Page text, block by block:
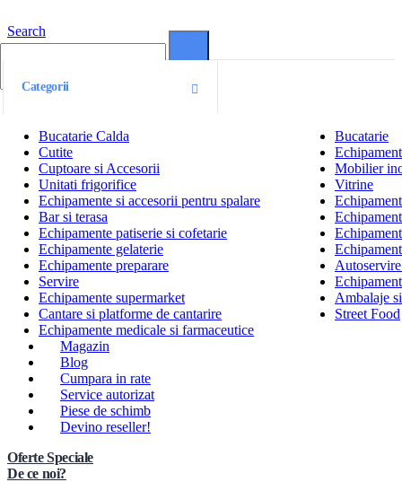
Search
Categorii
Bucatarie Calda
Bucatarie
Cutite
Cuptoare si Accesorii
Mobilier
Unitati frigorifice
Vitrine
Echipamente si accesorii pentru spalare
Bar si terasa
Echipamente patiserie si cofetarie
Echipamente gelaterie
Echipamente preparare
Servire
Echipamente supermarket
Ambalaje
Cantare si platforme de cantarire
Street Food
Echipamente medicale si farmaceutice
Magazin
Blog
Cumpara in rate
Service autorizat
Piese de schimb
Devino reseller!
Oferte Speciale
De ce noi?